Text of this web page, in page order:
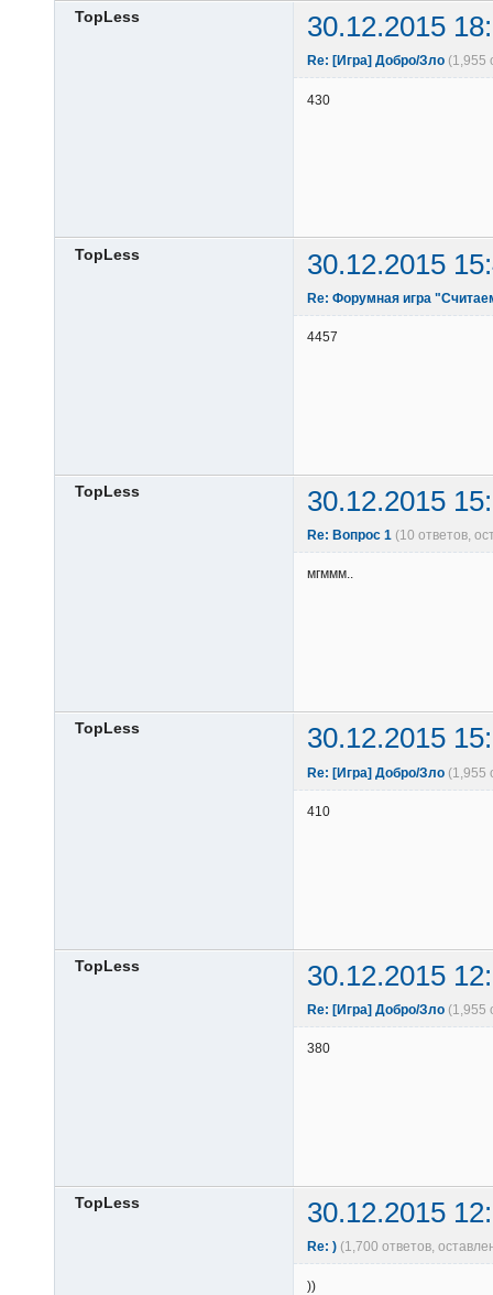
TopLess 30.12.2015
Re: [Игра] Добро/Зло (1,955
430
TopLess 30.12.2015
Re: Форумная игра
4457
TopLess 30.12.2015
Re: Вопрос 1 (10 ответов,
мгммм..
TopLess 30.12.2015
Re: [Игра] Добро/Зло (1,955
410
TopLess 30.12.2015
Re: [Игра] Добро/Зло (1,955
380
TopLess 30.12.2015
Re: ) (1,700 ответов,
))